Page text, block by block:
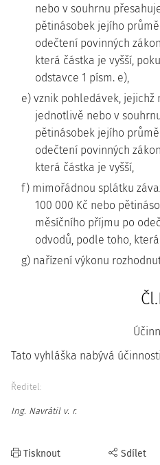
nebo v souhrnu
pětinásobek jejího
odečtení povinných
která částka je vyšší,
odstavce 1 písm. e),
e) vznik pohledávek,
jednotlivě nebo v
pětinásobek jejího
odečtení povinných
která částka je vyšší,
f) mimořádnou splátku
100 000 Kč nebo
měsíčního příjmu po
odvodů, podle toho,
g) nařízení výkonu
Tato vyhláška nabývá
Ředitel:
Ing. Navrátil v. r.
Tisknout Sdílet